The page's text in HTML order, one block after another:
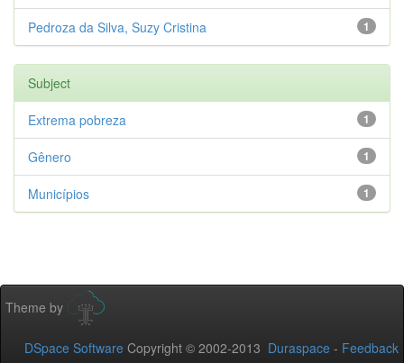
1
Pedroza da Silva, Suzy Cristina
Subject
1
Extrema pobreza
1
Gênero
1
Municípios
Theme by
DSpace Software Copyright © 2002-2013 Duraspace - Feedback